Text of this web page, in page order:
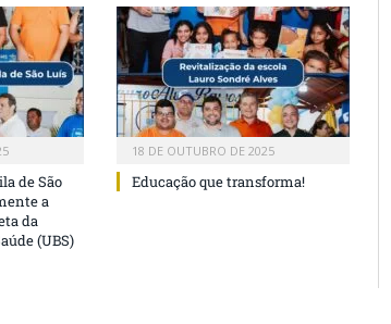
de São
a
da
(UBS)
18 DE OUTUBRO DE 2025
Educação que transforma!